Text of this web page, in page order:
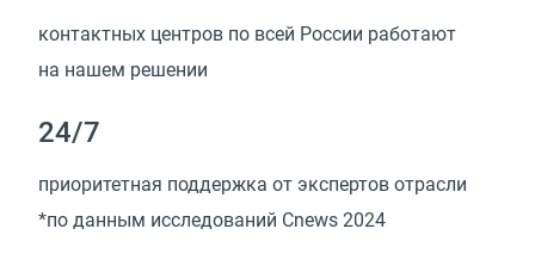
контактных центров по всей России работают
на нашем решении
24/7
приоритетная поддержка от экспертов отрасли
*по данным исследований Cnews 2024